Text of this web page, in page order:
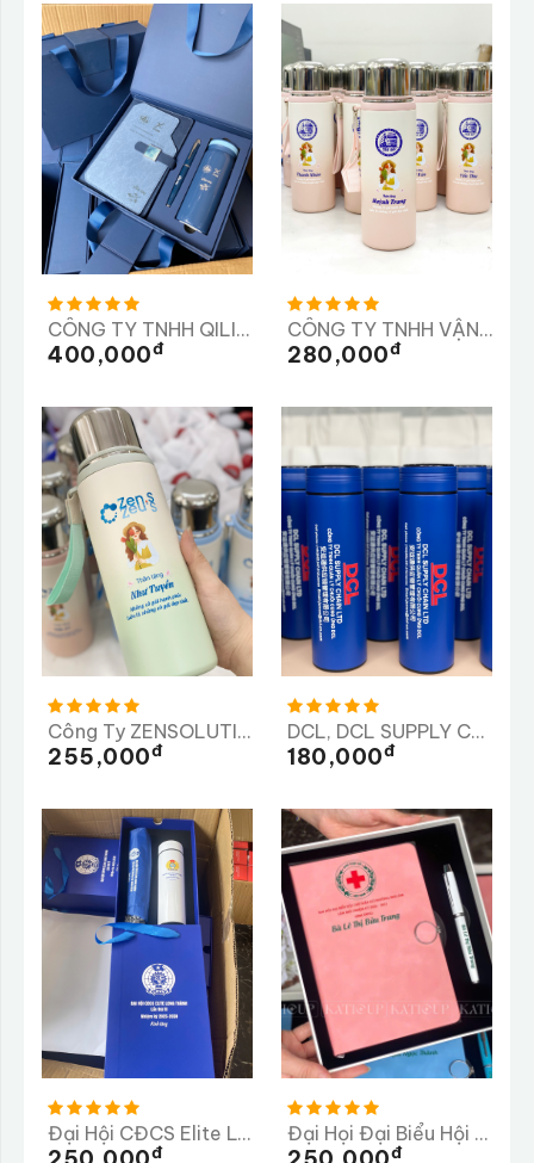
CÔNG TY TNHH QILII, CÔNG Y TNHH SX TM VÀ DV XYTASO
400,000Đ
CÔNG TY TNHH VẬN TẢI VÀ XÂY DỰNG TRÀ MY
280,000Đ
Công Ty ZENSOLUTION
255,000Đ
DCL, DCL SUPPLY CHAIN LTD, Công Ty TNHH Quản Lý Chuỗi Cung Ứng DCL
180,000Đ
Đại Hội CĐCS Elite Long Thành Lần Thứ 3 Nhiệm Kỳ 2025-2026
Đ
Đại Họi Đại Biểu Hội Chữ Thập Đỏ Phường Phú Lâm
Đ